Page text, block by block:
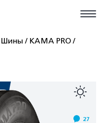
Шины
КАМА PRO
27